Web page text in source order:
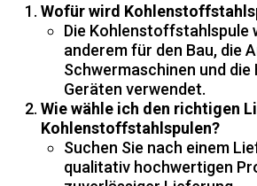
Wofür wird
Die Kohlenstoffstahlspule
anderem für den Bau, die
Schwermaschinen und die
Geräten verwendet.
Wie wähle ich den richtigen
Kohlenstoffstahlspulen?
Suchen Sie nach einem
qualitativ hochwertigen